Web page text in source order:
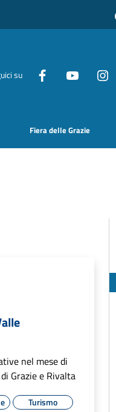
su
Fiera delle Grazie
nel mese di
Grazie e Rivalta
Turismo